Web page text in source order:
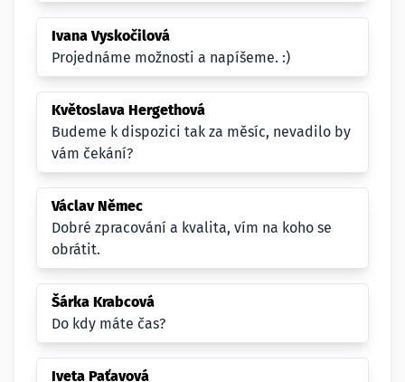
Ivana Vyskočilová
Projednáme možnosti a napíšeme. :)
Květoslava Hergethová
Budeme k dispozici tak za měsíc, nevadilo by
vám čekání?
Václav Němec
Dobré zpracování a kvalita, vím na koho se
obrátit.
Šárka Krabcová
Do kdy máte čas?
Iveta Paťavová